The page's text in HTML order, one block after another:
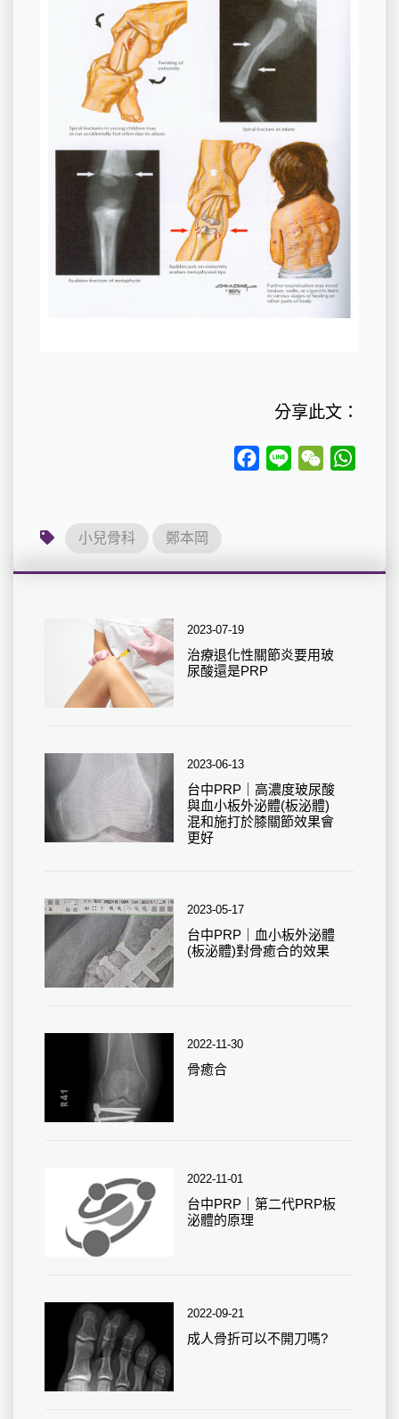
分享此文：
Facebook
Line WeChat
小兒骨科 鄭本岡
2023-07-19
治療退化性關節炎要用玻
尿酸還是PRP
2023-06-13
台中PRP｜高濃度玻尿酸
與血小板外泌體(板泌體)
混和施打於膝關節效果會
更好
2023-05-17
台中PRP｜血小板外泌體
(板泌體)對骨癒合的效果
2022-11-30
骨癒合
2022-11-01
台中PRP｜第二代PRP板
泌體的原理
2022-09-21
成人骨折可以不開刀嗎?